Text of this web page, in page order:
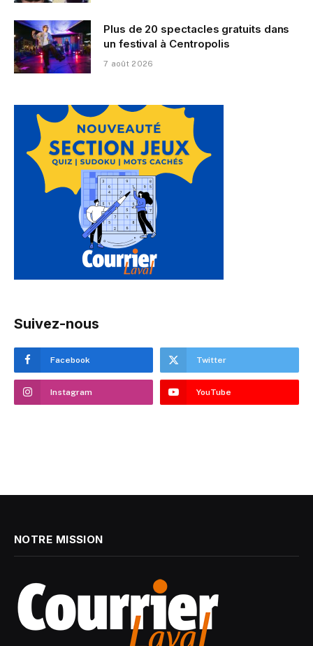
Plus de 20 spectacles gratuits dans
un festival à Centropolis
7 août 2026
Suivez-nous
Facebook Twitter
Instagram YouTube
NOTRE MISSION